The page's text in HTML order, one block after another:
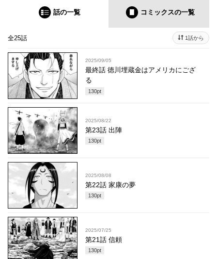
話の一覧 コミックスの一覧
全25話 1話から
2025/09/05
最終話 徳川埋蔵金はアメリカにござ
る
130pt
2025/08/22
第23話 出陣
130pt
2025/08/08
第22話 家康の夢
130pt
2025/07/25
第21話 信頼
130pt